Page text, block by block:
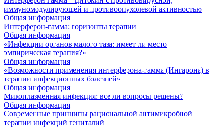
иммуномодулирующей и противоопухолевой активностью
Общая информация
Интерферон-гамма: горизонты терапии
Общая информация
«Инфекции органов малого таза: имеет ли место
эмпирическая терапия?»
Общая информация
«Возможности применения интерферона-гамма (Ингарона) в
терапии инфекционных болезней»
Общая информация
Микоплазменная инфекция: все ли вопросы решены?
Общая информация
Современные принципы рациональной антимикробной
терапии инфекций гениталий